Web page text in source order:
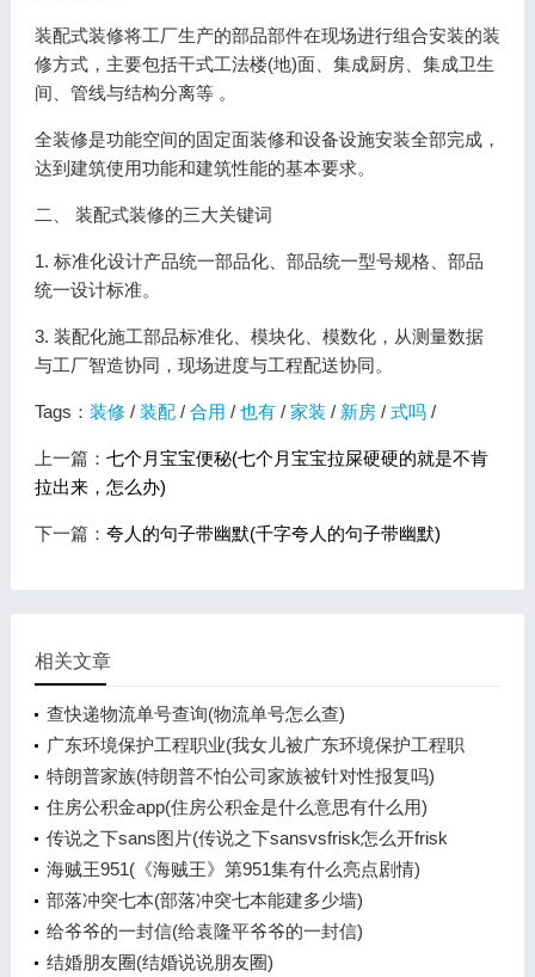
装配式装修将工厂生产的部品部件在现场进行组合安装的装
修方式，主要包括干式工法楼(地)面、集成厨房、集成卫生
间、管线与结构分离等 。
全装修是功能空间的固定面装修和设备设施安装全部完成，
达到建筑使用功能和建筑性能的基本要求。
二、 装配式装修的三大关键词
1. 标准化设计产品统一部品化、部品统一型号规格、部品
统一设计标准。
3. 装配化施工部品标准化、模块化、模数化，从测量数据
与工厂智造协同，现场进度与工程配送协同。
Tags： 装修 / 装配/ 合用 / 也有/ 家装 / 新房/ 式吗/
上一篇： 七个月宝宝便秘(七个月宝宝拉屎硬硬的就是不肯
拉出来，怎么办)
下一篇： 夸人的句子带幽默(千字夸人的句子带幽默)
相关文章
查快递物流单号查询(物流单号怎么查)
广东环境保护工程职业(我女儿被广东环境保护工程职
业学院资源
特朗普家族(特朗普不怕公司家族被针对性报复吗)
住房公积金app(住房公积金是什么意思有什么用)
传说之下sans图片(传说之下sansvsfrisk怎么开frisk
模式)
海贼王951(《海贼王》第951集有什么亮点剧情)
部落冲突七本(部落冲突七本能建多少墙)
给爷爷的一封信(给袁隆平爷爷的一封信)
结婚朋友圈(结婚说说朋友圈)